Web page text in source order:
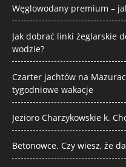
Węglowodany premium –
Jak dobrać linki żeglarskie
wodzie?
Czarter jachtów na
tygodniowe wakacje
Jezioro Charzykowskie k.
Betonowce. Czy wiesz, że